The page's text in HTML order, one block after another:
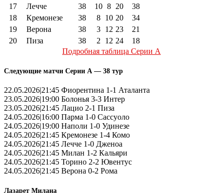
17
Лечче 38 10 8 20
38
18
Кремонезе 38 8 10 20
34
19
Верона 38 3 12 23
21
20
Пиза 38 2 12 24
18
Подробная таблица Серии А
Следующие матчи Серии А — 38 тур
22.05.2026|21:45 Фиорентина 1-1 Аталанта
23.05.2026|19:00 Болонья 3-3 Интер
23.05.2026|21:45 Лацио 2-1 Пиза
24.05.2026|16:00 Парма 1-0 Сассуоло
24.05.2026|19:00 Наполи 1-0 Удинезе
24.05.2026|21:45 Кремонезе 1-4 Комо
24.05.2026|21:45 Лечче 1-0 Дженоа
24.05.2026|21:45 Милан 1-2 Кальяри
24.05.2026|21:45 Торино 2-2 Ювентус
24.05.2026|21:45 Верона 0-2 Рома
Лазарет Милана